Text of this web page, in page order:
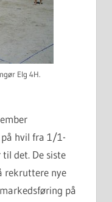
Elg 4H.
hvil fra 1/1-
det. De siste
rekruttere nye
på